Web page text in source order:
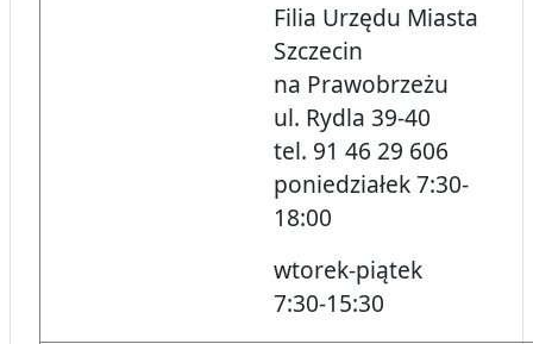
Filia Urzędu Miasta
Szczecin
na Prawobrzeżu
ul. Rydla 39-40
tel. 91 46 29 606
poniedziałek 7:30-
18:00
wtorek-piątek
7:30-15:30